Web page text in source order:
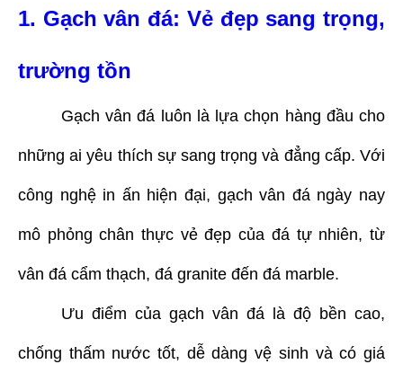
1. Gạch vân đá: Vẻ đẹp sang trọng,
trường tồn
Gạch vân đá luôn là lựa chọn hàng đầu cho
những ai yêu thích sự sang trọng và đẳng cấp. Với
công nghệ in ấn hiện đại, gạch vân đá ngày nay
mô phỏng chân thực vẻ đẹp của đá tự nhiên, từ
vân đá cẩm thạch, đá granite đến đá marble.
Ưu điểm của gạch vân đá là độ bền cao,
chống thấm nước tốt, dễ dàng vệ sinh và có giá